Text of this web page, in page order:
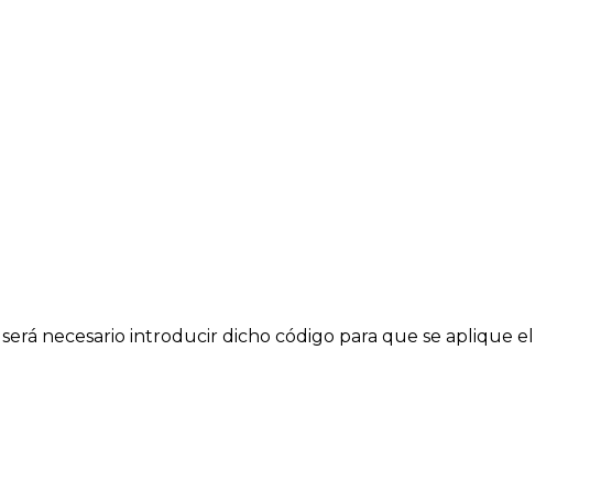
necesario introducir dicho código para que se aplique el